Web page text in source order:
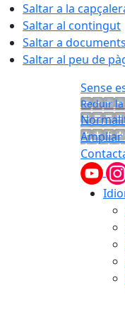
Saltar a la
Saltar al contingut
Saltar a documents
Saltar al peu de
Sense
Reduir